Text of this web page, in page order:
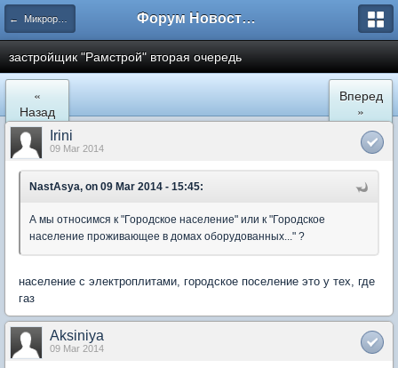
← Микрорайон Солнечный (ул. Лучистая 1, 2, 3) Форум Новостройки
застройщик "Рамстрой" вторая очередь
«
Назад
Вперед
»
Irini
09 Mar 2014
NastAsya, on 09 Mar 2014 - 15:45:
А мы относимся к "Городское население" или к "Городское
население проживающее в домах оборудованных..." ?
население с электроплитами, городское поселение это у тех, где
газ
Aksiniya
09 Mar 2014